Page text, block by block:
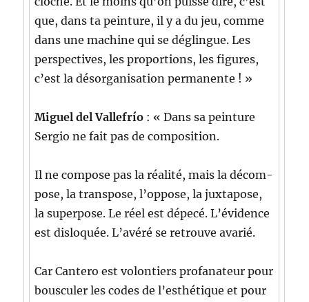
que, dans ta pein­ture, il y a du jeu, comme
dans une machine qui se déglingue. Les
per­spec­tives, les pro­por­tions, les fig­ures,
c’est la désor­gan­i­sa­tion permanente ! »
Miguel del Valle­frío : « Dans sa pein­ture
Ser­gio ne fait pas de composition.
Il ne com­pose pas la réal­ité, mais la décom­
pose, la trans­pose, l’oppose, la jux­ta­pose,
la super­pose. Le réel est dépecé. L’évidence
est dis­lo­quée. L’avéré se retrou­ve avarié.
Car Can­tero est volon­tiers pro­fana­teur pour
bous­culer les codes de l’esthétique et pour